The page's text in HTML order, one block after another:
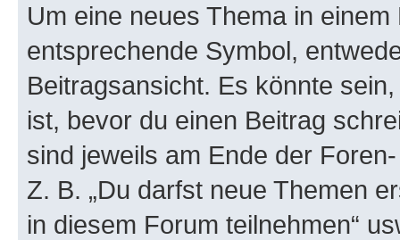
Um eine neues Thema in
entsprechende Symbol,
Beitragsansicht. Es könnte
ist, bevor du einen Beitrag
sind jeweils am Ende der
Z. B. „Du darfst neue Themen
in diesem Forum teilnehmen“